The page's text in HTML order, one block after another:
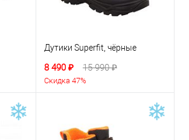
Дутики Superfit, чёрные
8 490 ₽ 15 990 ₽
Скидка 47%